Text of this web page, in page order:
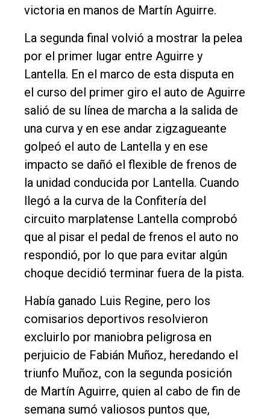
victoria en manos de Martín Aguirre.
La segunda final volvió a mostrar la pelea
por el primer lugar entre Aguirre y
Lantella. En el marco de esta disputa en
el curso del primer giro el auto de Aguirre
salió de su línea de marcha a la salida de
una curva y en ese andar zigzagueante
golpeó el auto de Lantella y en ese
impacto se dañó el flexible de frenos de
la unidad conducida por Lantella. Cuando
llegó a la curva de la Confitería del
circuito marplatense Lantella comprobó
que al pisar el pedal de frenos el auto no
respondió, por lo que para evitar algún
choque decidió terminar fuera de la pista.
Había ganado Luis Regine, pero los
comisarios deportivos resolvieron
excluirlo por maniobra peligrosa en
perjuicio de Fabián Muñoz, heredando el
triunfo Muñoz, con la segunda posición
de Martín Aguirre, quien al cabo de fin de
semana sumó valiosos puntos que,